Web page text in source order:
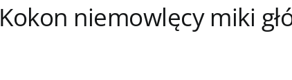
Kokon niemowlęcy miki